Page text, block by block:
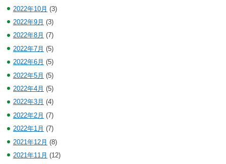
2022年10月 (3)
2022年9月 (3)
2022年8月 (7)
2022年7月 (5)
2022年6月 (5)
2022年5月 (5)
2022年4月 (5)
2022年3月 (4)
2022年2月 (7)
2022年1月 (7)
2021年12月 (8)
2021年11月 (12)